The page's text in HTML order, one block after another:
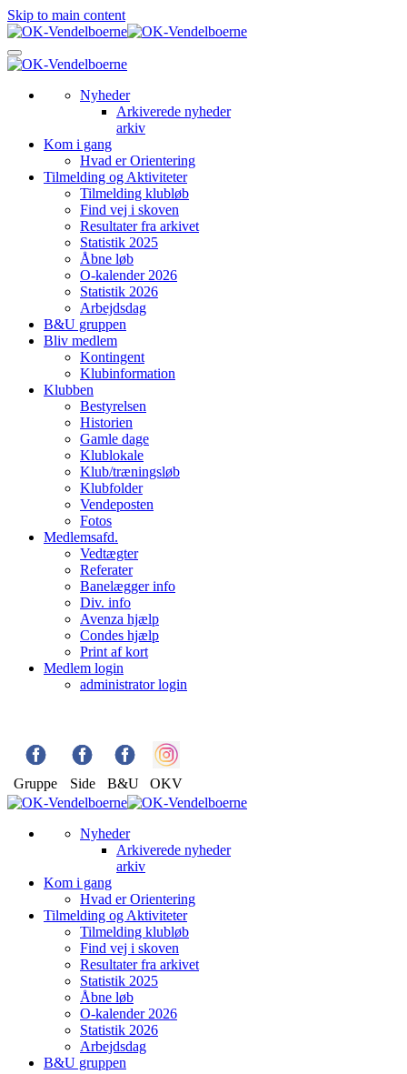
Skip to main content
Nyheder
Arkiverede nyheder
arkiv
Kom i gang
Hvad er Orientering
Tilmelding og Aktiviteter
Tilmelding klubløb
Find vej i skoven
Resultater fra arkivet
Statistik 2025
Åbne løb
O-kalender 2026
Statistik 2026
Arbejdsdag
B&U gruppen
Bliv medlem
Kontingent
Klubinformation
Klubben
Bestyrelsen
Historien
Gamle dage
Klublokale
Klub/træningsløb
Klubfolder
Vendeposten
Fotos
Medlemsafd.
Vedtægter
Referater
Banelægger info
Div. info
Avenza hjælp
Condes hjælp
Print af kort
Medlem login
administrator login
Gruppe Side B&U OKV
Nyheder
Arkiverede nyheder
arkiv
Kom i gang
Hvad er Orientering
Tilmelding og Aktiviteter
Tilmelding klubløb
Find vej i skoven
Resultater fra arkivet
Statistik 2025
Åbne løb
O-kalender 2026
Statistik 2026
Arbejdsdag
B&U gruppen